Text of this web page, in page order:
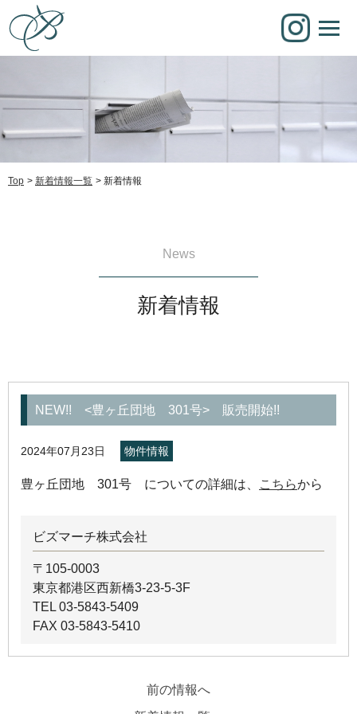
Top 新着情報一覧 新着情報
News
新着情報
NEW!! <豊ヶ丘団地 301号> 販売開始!!
2024年07月23日 物件情報
豊ヶ丘団地 301号 についての詳細は、 こちらから
ビズマーチ株式会社
〒105-0003
東京都港区西新橋3-23-5-3F
TEL 03-5843-5409
FAX 03-5843-5410
前の情報へ